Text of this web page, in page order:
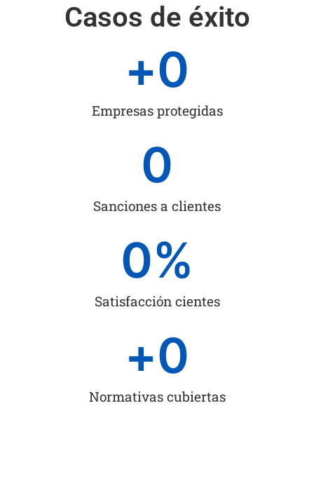
Casos de éxito
Empresas protegidas
+0
Sanciones a clientes
0
Satisfacción cientes
0%
Normativas cubiertas
+0